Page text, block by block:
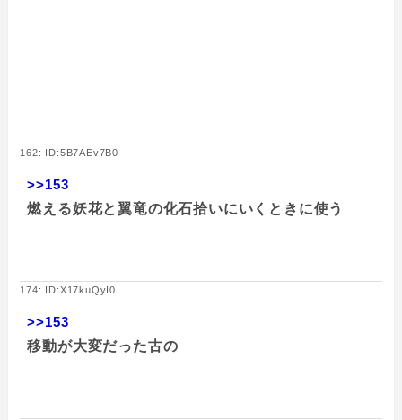
162: ID:5B7AEv7B0
>>153
燃える妖花と翼竜の化石拾いにいくときに使う
174: ID:X17kuQyI0
>>153
移動が大変だった古の